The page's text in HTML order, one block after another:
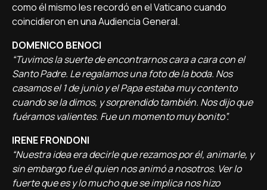
como él mismo les recordó en el Vaticano cuando
coincidieron en una Audiencia General.
DOMENICO BENOCI
“Tuvimos la suerte de encontrarnos cara a cara con el
Santo Padre. Le regalamos una foto de la boda. Nos
casamos el 1 de junio y el Papa estaba muy contento
cuando se la dimos, y sorprendido también. Nos dijo que
fuéramos valientes. Fue un momento muy bonito”.
IRENE FRONDONI
“Nuestra idea era decirle que rezamos por él, animarle, y
sin embargo fue él quien nos animó a nosotros. Ver lo
fuerte que es y lo mucho que se implica nos hizo